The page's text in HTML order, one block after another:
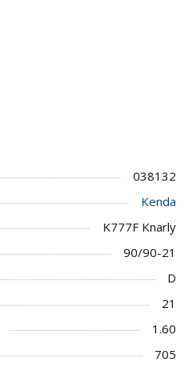
038132
Kenda
K777F Knarly
90/90-21
D
21
1.60
705